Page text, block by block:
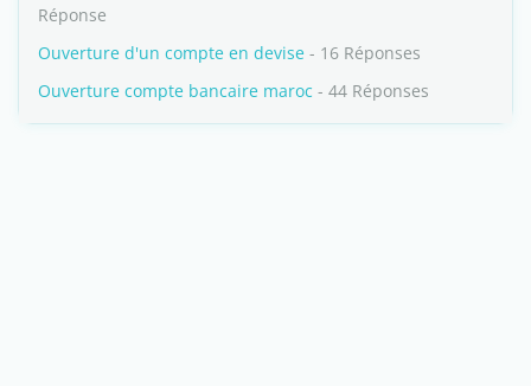
Réponse
Ouverture d'un compte en devise - 16 Réponses
Ouverture compte bancaire maroc - 44 Réponses